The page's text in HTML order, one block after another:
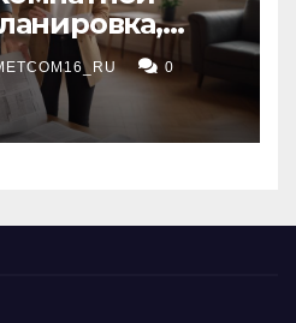
и
0